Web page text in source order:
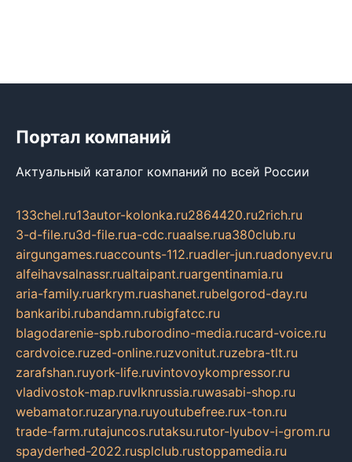
Портал компаний
Актуальный каталог компаний по всей России
133chel.ru13autor-kolonka.ru2864420.ru2rich.ru
3-d-file.ru3d-file.rua-cdc.ruaalse.rua380club.ru
airgungames.ruaccounts-112.ruadler-jun.ruadonyev.ru
alfeihavsalnassr.rualtaipant.ruargentinamia.ru
aria-family.ruarkrym.ruashanet.rubelgorod-day.ru
bankaribi.rubandamn.rubigfatcc.ru
blagodarenie-spb.ruborodino-media.rucard-voice.ru
cardvoice.ruzed-online.ruzvonitut.ruzebra-tlt.ru
zarafshan.ruyork-life.ruvintovoykompressor.ru
vladivostok-map.ruvlknrussia.ruwasabi-shop.ru
webamator.ruzaryna.ruyoutubefree.rux-ton.ru
trade-farm.rutajuncos.rutaksu.rutor-lyubov-i-grom.ru
spayderhed-2022.rusplclub.rustoppamedia.ru